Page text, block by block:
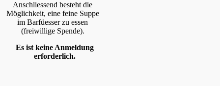
Anschliessend besteht die
Möglichkeit, eine feine Suppe
im Barfüesser zu essen
(freiwillige Spende).
Es ist keine Anmeldung
erforderlich.